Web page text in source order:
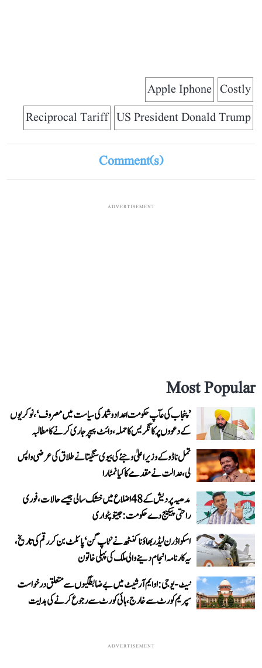
Costly
Apple Iphone
US President Donald Trump
Reciprocal Tariff
Comment(s)
ADVERTISEMENT
Most Popular
’پنجاب کی عآپ حکومت اعداد و شمار کی سیاست میں مصروف‘، نوکریوں
کے دعووں پر کانگریس کا حملہ، وائٹ پیپر جاری کرنے کا مطالبہ
تمل ناڈو کے وزیر اعلیٰ وجئے کی بیوی سنگیتا نے طلاق کی عرضی واپس
لی، عدالت نے مقدمے کا کیا نمٹارا
مدھیہ پردیش کے 48 اضلاع میں خشک سالی جیسے حالات، فوری
راحتی پیکیج دے حکومت: جیتو پٹواری
اسکواڈرن لیڈر بھاؤنا کنٹھ نے ’ٹاپ گن‘ پائلٹ بن کر رقم کی تاریخ،
یہ کارنامہ انجام دینے والی ملک کی پہلی خاتون
نیٹ-یو جی: او ایم آر شیٹ میں بے ضابطگیوں سے متعلق درخواست
سپریم کورٹ سے خارج، ہائی کورٹ سے رجوع کرنے کی ہدایت
ADVERTISEMENT